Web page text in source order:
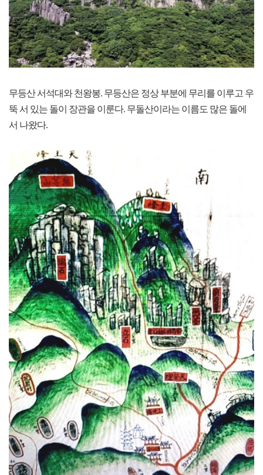
무등산 서석대와 천왕봉. 무등산은 정상 부분에 무리를 이루고 우
뚝 서 있는 돌이 장관을 이룬다. 무돌산이라는 이름도 많은 돌에
서 나왔다.